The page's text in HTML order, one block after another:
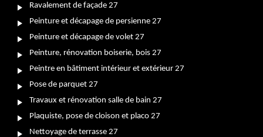
Ravalement de façade 27
Peinture et décapage de persienne 27
Peinture et décapage de volet 27
Peinture, rénovation boiserie, bois 27
Peintre en bâtiment intérieur et extérieur 27
Pose de parquet 27
Travaux et rénovation salle de bain 27
Plaquiste, pose de cloison et placo 27
Nettoyage de terrasse 27